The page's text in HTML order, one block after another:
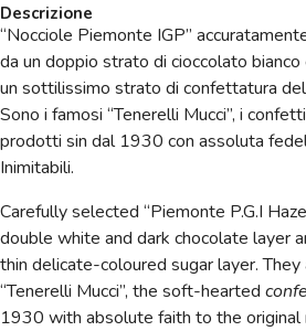
Descrizione
“Nocciole Piemonte IGP”
da un doppio strato di cioccolato
un sottilissimo strato di confettatura
Sono i famosi “Tenerelli Mucci”, i
prodotti sin dal 1930 con assoluta
Inimitabili.
Carefully selected “Piemonte P.G.I
double white and dark chocolate layer
thin delicate-coloured sugar layer.
“Tenerelli Mucci”, the soft-hearted
1930 with absolute faith to the original